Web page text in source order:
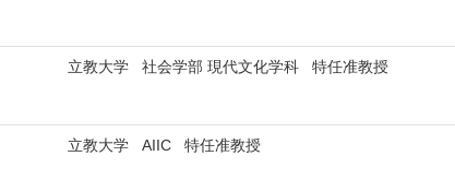
立教大学 社会学部 現代文化学科 特任准教授
立教大学 AIIC 特任准教授